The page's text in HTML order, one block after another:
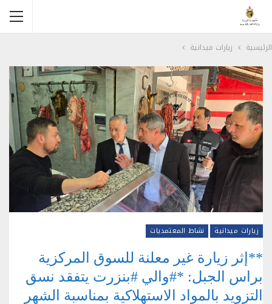
الرئيسية زيارات ميدانية
زيارات ميدانية نشاط المعتمديات
**إثر زيارة غير معلنة للسوق المركزية
براس الجبل: *#والي #بنزرت يتفقد نسق
التزويد بالمواد الاستهلاكية بمناسبة الشهر